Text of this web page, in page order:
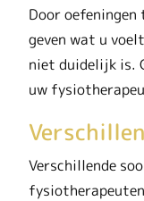
Door oefeningen
geven wat u
niet duidelijk is.
uw
Verschillende
fysiotherapeuten